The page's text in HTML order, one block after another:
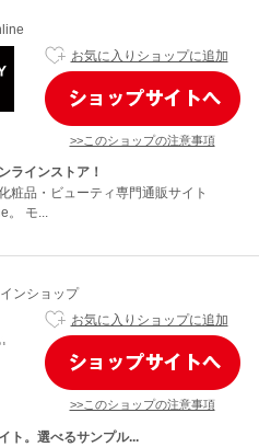
お気に入りショップに追加
>>このショップの注意事項
ラインストア！
粧品・ビューティ専門通販サイト
モ...
ンショップ
お気に入りショップに追加
>>このショップの注意事項
ト。選べるサンプル...